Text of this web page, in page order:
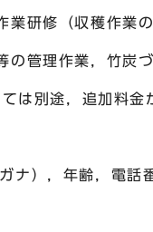
業研修（収穫作業
作業，竹炭づ
は別途，追加料金
ナ），年齢，電